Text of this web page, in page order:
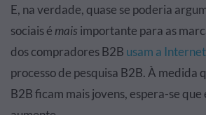
E, na verdade, quase se poderia
sociais é mais importante para as
dos compradores B2B usam a Internet
processo de pesquisa B2B. À medida
B2B ficam mais jovens, espera-se que